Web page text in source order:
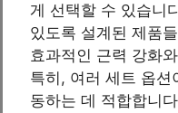
게 선택할 수 있습니
있도록 설계된 제품
효과적인 근력 강화
특히, 여러 세트 옵션
동하는 데 적합합니